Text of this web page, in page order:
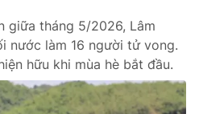
VTV.vn khi phát hành lại
giữa tháng 5/2026, Lâm
nước làm 16 người tử vong.
hữu khi mùa hè bắt đầu.